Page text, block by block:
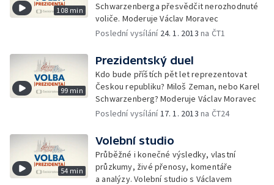
108 min
Schwarzenberga přesvědčit nerozhodnuté
voliče. Moderuje Václav Moravec
Poslední vysílání 24. 1. 2013 na ČT1
99 min
Prezidentský duel
Kdo bude příštích pět let reprezentovat
Českou republiku? Miloš Zeman, nebo Karel
Schwarzenberg? Moderuje Václav Moravec
Poslední vysílání17. 1. 2013 na ČT24
54 min
Volební studio
Průběžné i konečné výsledky, vlastní
průzkumy, živé přenosy, komentáře
a analýzy. Volební studio s Václavem